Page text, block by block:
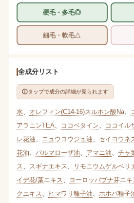
硬毛・多毛◎
細毛・軟毛△
全成分リスト
タップで成分の詳細が見られます
水 オレフィン(C14-16)スルホン酸Na、
アラニンTEA
ココベタイン ココイル
レ花油
ニュウコウジュ油 セイヨウネ
花油
パルマローザ油 アマニ油 チャ
ス
スギナエキス リモニウムゲルベリ
イデ花/葉エキス
ヨーロッパブナ芽エキ
クエキス
ヒマワリ種子油 ホホバ種子